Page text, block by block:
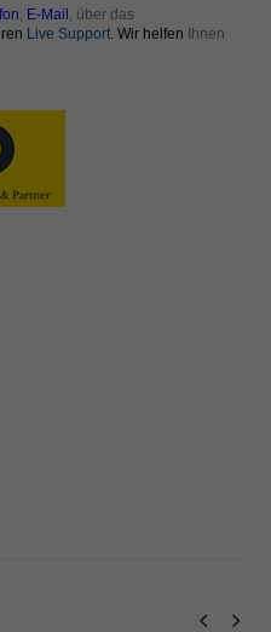
, E-Mail , über das
Live Support. Wir helfen Ihnen
von externen Medien akzeptiert
keiner manuellen Einwilligung
anzeigen